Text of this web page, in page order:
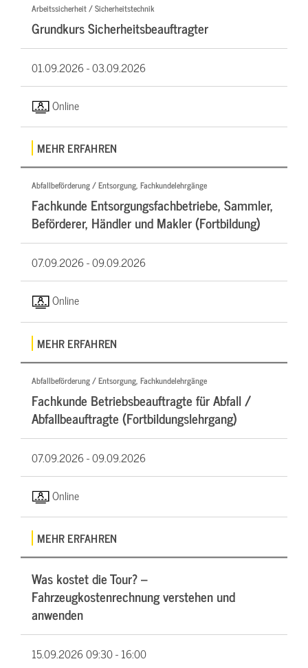
Arbeitssicherheit / Sicherheitstechnik
Grundkurs Sicherheitsbeauftragter
01.09.2026 -03.09.2026
Online
MEHR ERFAHREN
Abfallbeförderung / Entsorgung, Fachkundelehrgänge
Fachkunde Entsorgungsfachbetriebe, Sammler,
Beförderer, Händler und Makler (Fortbildung)
07.09.2026 -09.09.2026
Online
MEHR ERFAHREN
Abfallbeförderung / Entsorgung, Fachkundelehrgänge
Fachkunde Betriebsbeauftragte für Abfall /
Abfallbeauftragte (Fortbildungslehrgang)
07.09.2026 -09.09.2026
Online
MEHR ERFAHREN
Was kostet die Tour? –
Fahrzeugkostenrechnung verstehen und
anwenden
15.09.202609:30 - 16:00